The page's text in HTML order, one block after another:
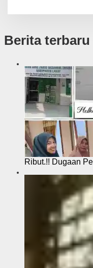
Berita terbaru
Ribut.!! Dugaan